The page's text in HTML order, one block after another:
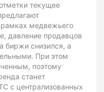
текущее
рамках медвежьего
давление продавцов
биржи снизился, а
При этом
поэтому
станет
с централизованных